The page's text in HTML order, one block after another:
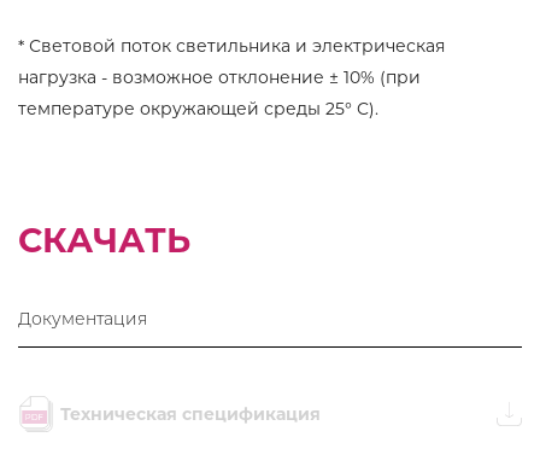
* Световой поток светильника и электрическая
нагрузка - возможное отклонение ± 10% (при
температуре окружающей среды 25° C).
СКАЧАТЬ
Документация
Техническая спецификация